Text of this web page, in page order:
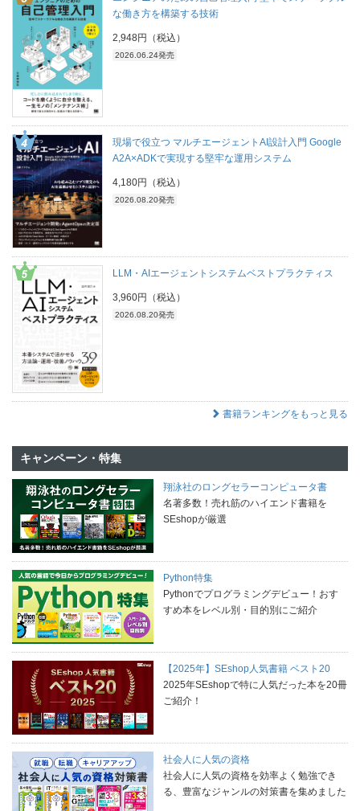
な働き方を構築する技術
2,948円（税込）
2026.06.24発売
現場で役立つ マルチエージェントAI設計入門 Google
A2A×ADKで実現する堅牢な運用システム
4,180円（税込）
2026.08.20発売
LLM・AIエージェントシステムベストプラクティス
3,960円（税込）
2026.08.20発売
書籍ランキングをもっと見る
キャンペーン・特集
翔泳社のロングセラーコンピュータ書
名著多数！売れ筋のハイエンド書籍を
SEshopが厳選
Python特集
Pythonでプログラミングデビュー！おす
すめ本をレベル別・目的別にご紹介
【2025年】SEshop人気書籍 ベスト20
2025年SEshopで特に人気だった本を20冊
ご紹介！
社会人に人気の資格
社会人に人気の資格を効率よく勉強でき
る、豊富なジャンルの対策書を集めました